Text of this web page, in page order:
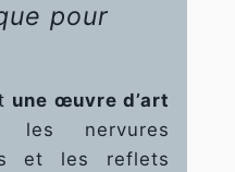
pour
une œuvre d’art
les nervures
et les reflets